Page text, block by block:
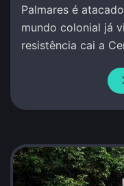
Palmares é
mundo colonial já
resistência cai a